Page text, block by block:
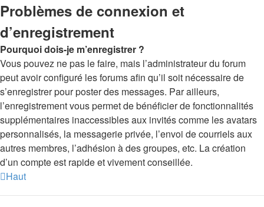
Problèmes de connexion et
d’enregistrement
Pourquoi dois-je m’enregistrer ?
Vous pouvez ne pas le faire, mais l’administrateur du forum
peut avoir configuré les forums afin qu’il soit nécessaire de
s’enregistrer pour poster des messages. Par ailleurs,
l’enregistrement vous permet de bénéficier de fonctionnalités
supplémentaires inaccessibles aux invités comme les avatars
personnalisés, la messagerie privée, l’envoi de courriels aux
autres membres, l’adhésion à des groupes, etc. La création
d’un compte est rapide et vivement conseillée.
Haut